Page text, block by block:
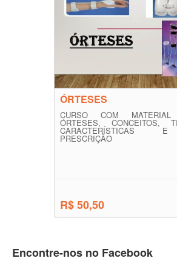
ÓRTESES
CURSO COM MATERIAL
ÓRTESES, CONCEITOS,
CARACTERÍSTICAS
PRESCRIÇÃO
R$ 50,50
Encontre-nos no Facebook